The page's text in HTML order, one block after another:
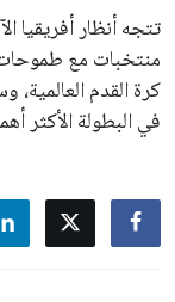
منتخبات مع
كرة القدم
في البطولة الأكثر